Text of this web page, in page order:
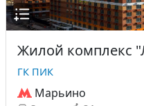
Жилой комплекс
ГК ПИК
Марьино